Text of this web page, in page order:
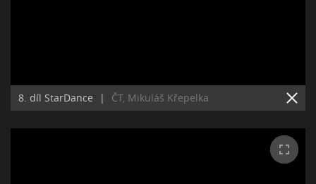
8. díl StarDance | ČT, Mikuláš Křepelka